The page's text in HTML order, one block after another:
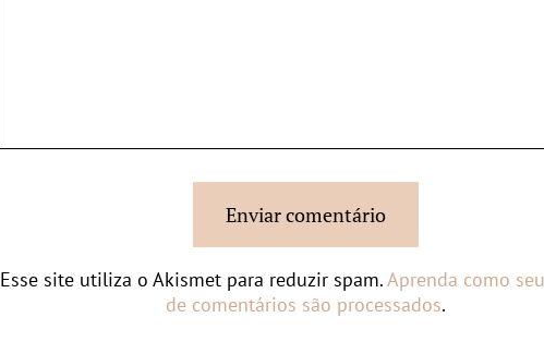
Esse site utiliza o Akismet para reduzir spam.Aprenda como
de comentários são processados.